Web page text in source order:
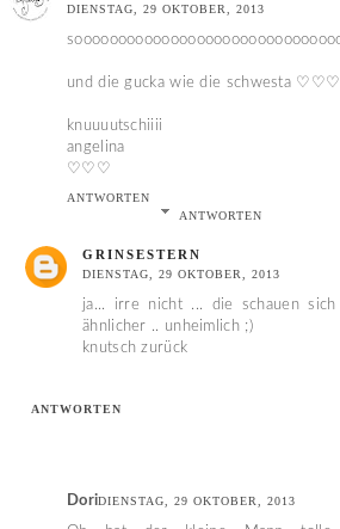
DIENSTAG, 29 OKTOBER, 2013
und die gucka wie die schwesta ♡♡♡
knuuuutschiiii
angelina
♡♡♡
ANTWORTEN
ANTWORTEN
GRINSESTERN
DIENSTAG, 29 OKTOBER, 2013
ja... irre nicht ... die schauen
ähnlicher .. unheimlich ;)
knutsch zurück
ANTWORTEN
DoriDIENSTAG, 29 OKTOBER, 2013